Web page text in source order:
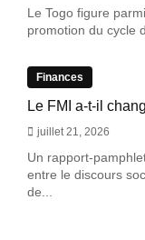
Le Togo figure
promotion du cycle
Finances
Le FMI a-t-il
juillet 21, 2026
Un rapport-
entre le discours
de...